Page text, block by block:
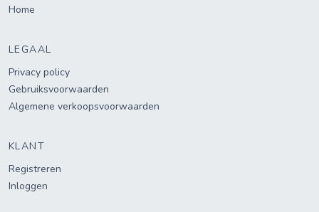
Home
LEGAAL
Privacy policy
Gebruiksvoorwaarden
Algemene verkoopsvoorwaarden
KLANT
Registreren
Inloggen